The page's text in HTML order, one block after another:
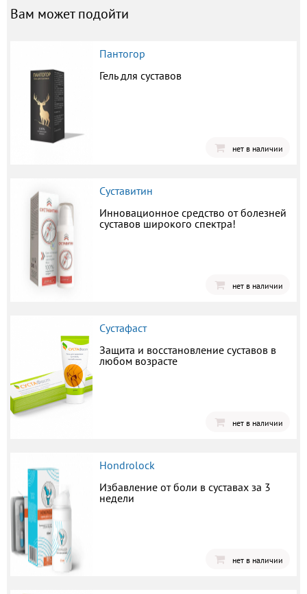
Вам может подойти
Пантогор
Гель для суставов
нет в наличии
Суставитин
Инновационное средство от болезней
суставов широкого спектра!
нет в наличии
Сустафаст
Защита и восстановление суставов в
любом возрасте
нет в наличии
Hondrolock
Избавление от боли в суставах за 3
недели
нет в наличии